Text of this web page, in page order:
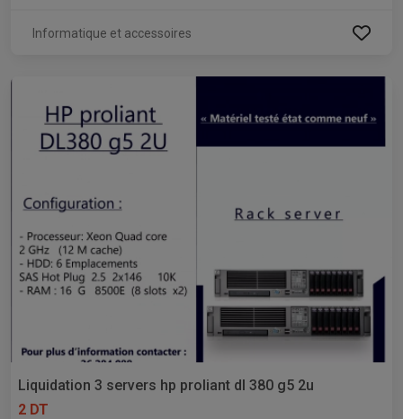
Informatique et accessoires
Liquidation 3 servers hp proliant dl 380 g5 2u
2 DT